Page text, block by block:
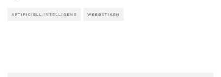
ARTIFICIELL INTELLIGENS WEBBUTIKEN